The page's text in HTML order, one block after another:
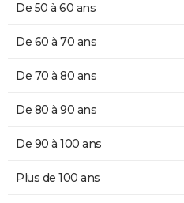
De 50 à 60 ans
De 60 à 70 ans
De 70 à 80 ans
De 80 à 90 ans
De 90 à 100 ans
Plus de 100 ans